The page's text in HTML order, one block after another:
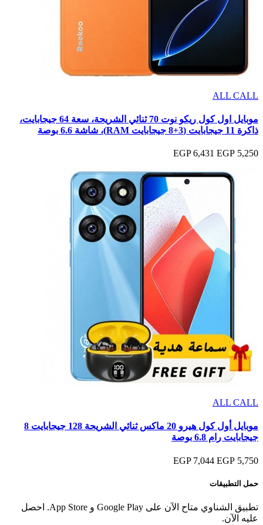
ALL CALL
موبايل اول كول ريكو نوت 70 ثنائي الشريحة، سعة 64 جيجابايت،
ذاكرة 11 جيجابايت (3+8 جيجابايت RAM)، شاشة 6.6 بوصة
5,250 EGP
6,431 EGP
ALL CALL
موبايل أول كول هيرو 20 ماكس ثنائي الشريحة 128 جيجابايت 8
جيجابايت رام 6.8 بوصة
5,750 EGP
7,044 EGP
حمل التطبيقات
تطبيق الشناوي متاح الآن على Google Play و App Store. احصل
عليه الآن.